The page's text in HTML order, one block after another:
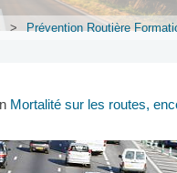
> Prévention Routière
Mortalité sur les routes,